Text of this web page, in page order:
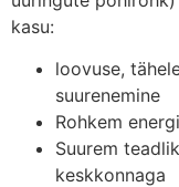
kasu:
loovuse,
suurenemine
Rohkem
Suurem
keskkonnaga